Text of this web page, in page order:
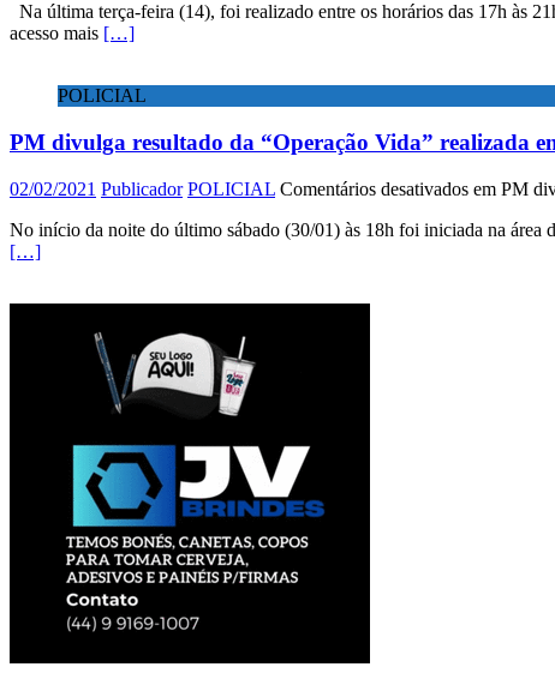
Na última terça-feira (14), foi realizado entre os horários das 17h às
acesso mais […]
POLICIAL
PM divulga resultado da “Operação Vida” realizada
02/02/2021 Publicador POLICIAL Comentários desativados em PM
No início da noite do último sábado (30/01) às 18h foi iniciada na área
[…]